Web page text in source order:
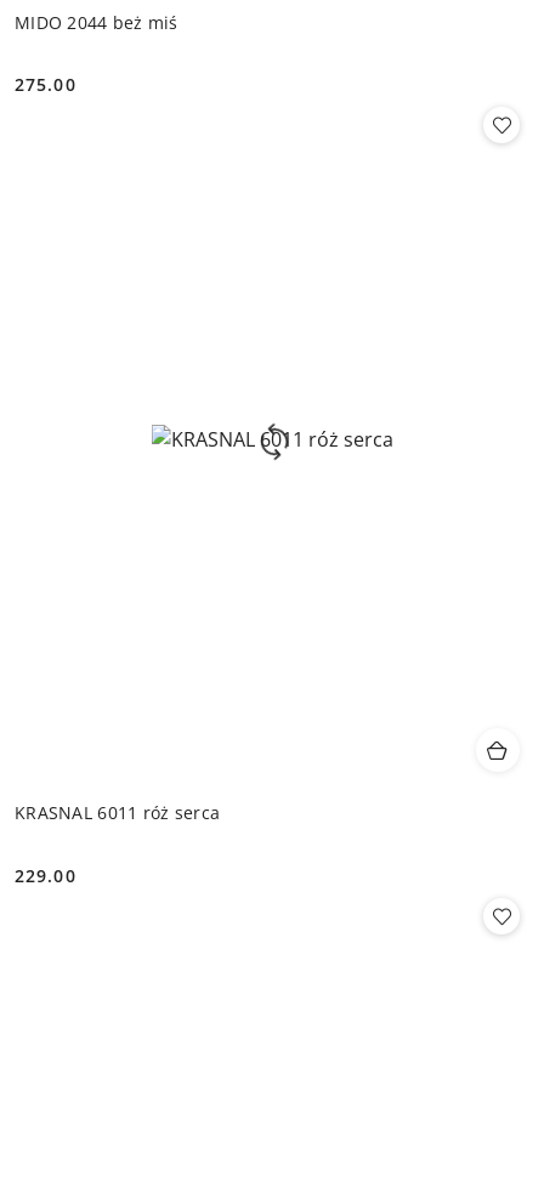
MIDO 2044 beż miś
Cena:
275.00
KRASNAL 6011 róż serca
Cena:
229.00